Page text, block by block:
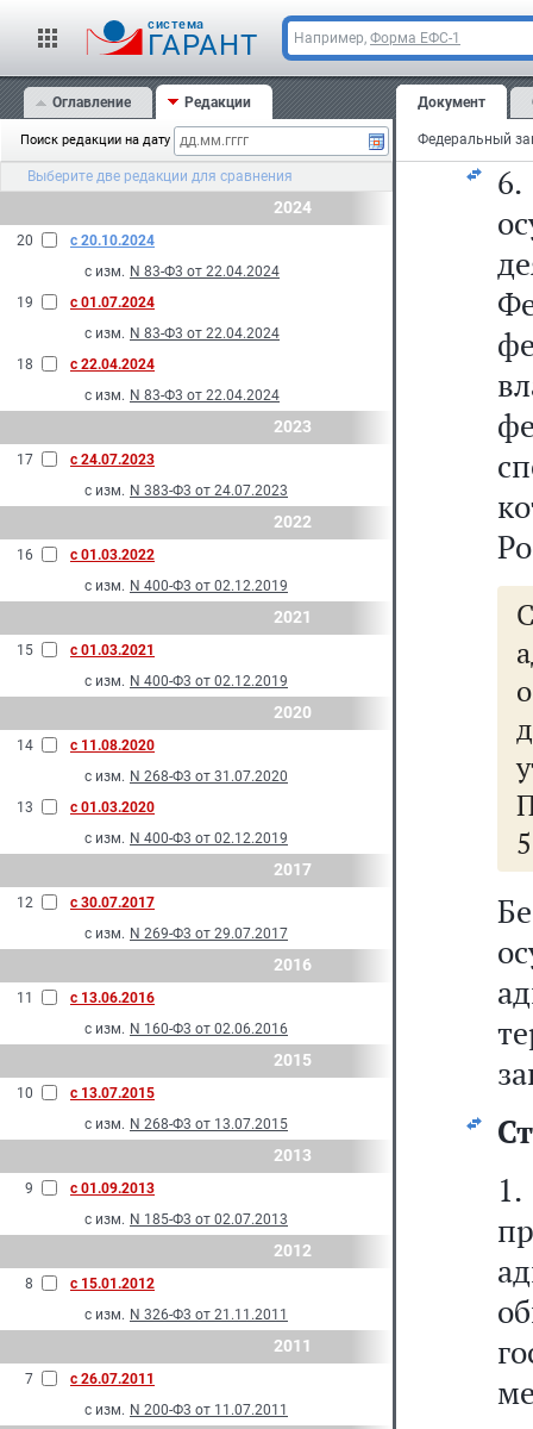
cистема
ГАРАНТ Например, Форма ЕФС-1
Оглавление Редакции
Поиск редакции на дату
Выберите две редакции для сравнения
2024
20
с 20.10.2024
с изм. N 83-Ф3 от 22.04.2024
19
с 01.07.2024
с изм. N 83-Ф3 от 22.04.2024
18
с 22.04.2024
с изм. N 83-Ф3 от 22.04.2024
2023
17
с 24.07.2023
с изм. N 383-Ф3 от 24.07.2023
2022
16
с 01.03.2022
с изм. N 400-Ф3 от 02.12.2019
2021
15
с 01.03.2021
с изм. N 400-Ф3 от 02.12.2019
2020
14
с 11.08.2020
с изм. N 268-Ф3 от 31.07.2020
13
с 01.03.2020
с изм. N 400-Ф3 от 02.12.2019
2017
12
с 30.07.2017
с изм. N 269-Ф3 от 29.07.2017
2016
11
с 13.06.2016
с изм. N 160-Ф3 от 02.06.2016
2015
10
с 13.07.2015
с изм. N 268-Ф3 от 13.07.2015
2013
9
с 01.09.2013
с изм. N 185-Ф3 от 02.07.2013
2012
8
с 15.01.2012
с изм. N 326-Ф3 от 21.11.2011
2011
7
с 26.07.2011
с изм. N 200-Ф3 от 11.07.2011
Документ